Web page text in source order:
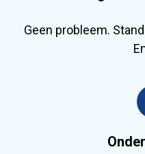
Geen probleem.